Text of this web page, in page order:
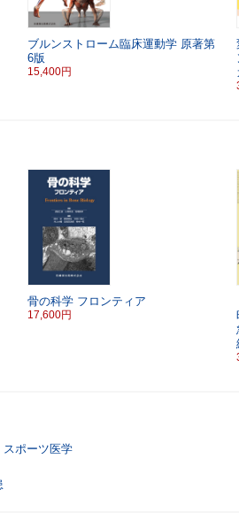
ブルンストローム臨床運動学 原著第
6版
15,400円
骨の科学 フロンティア
17,600円
スポーツ医学